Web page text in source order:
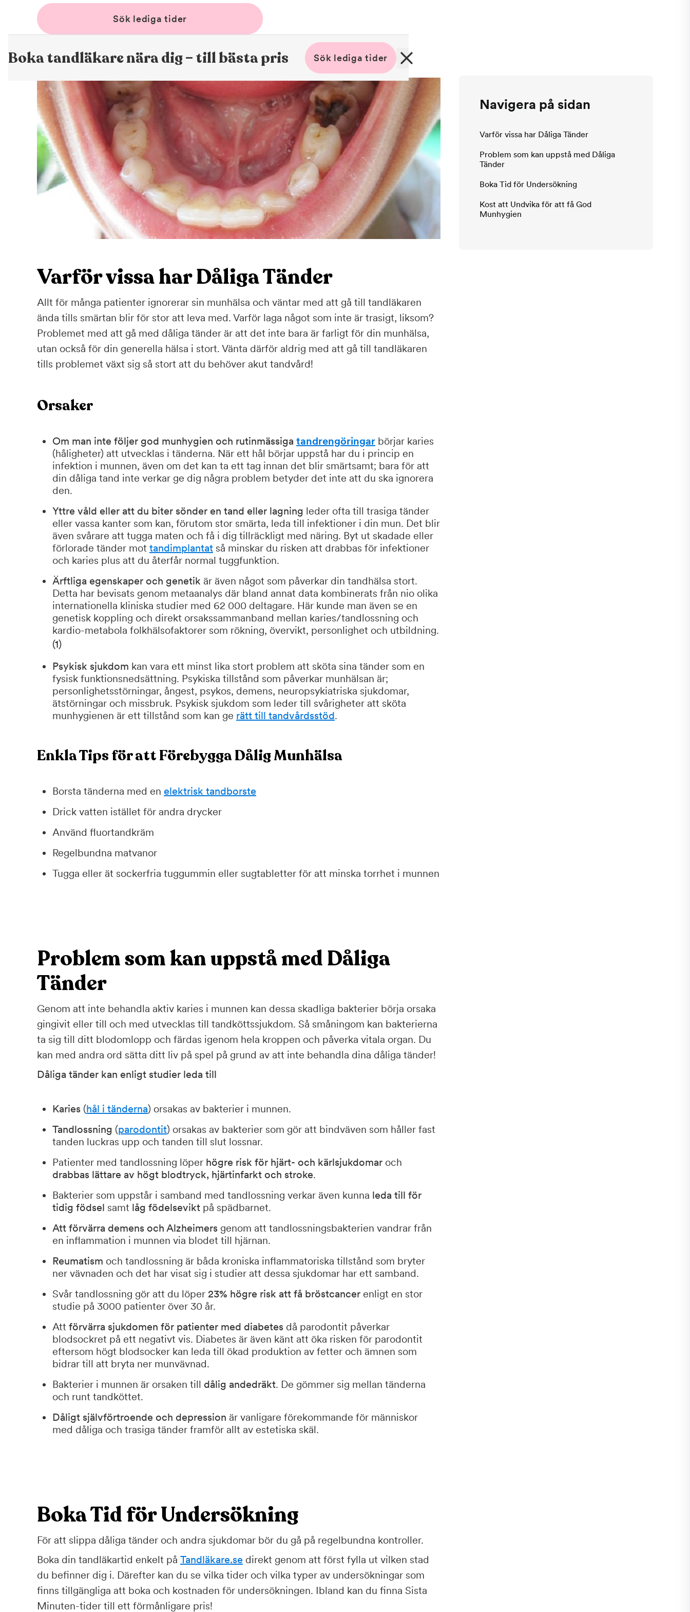
Sök lediga tider
Boka tandläkare nära dig – till bästa pris Sök lediga tider
Varför vissa har Dåliga Tänder
Allt för många patienter ignorerar sin munhälsa och väntar med att gå till tandläkaren
ända tills smärtan blir för stor att leva med. Varför laga något som inte är trasigt, liksom?
Problemet med att gå med dåliga tänder är att det inte bara är farligt för din munhälsa,
utan också för din generella hälsa i stort. Vänta därför aldrig med att gå till tandläkaren
tills problemet växt sig så stort att du behöver akut tandvård!
Orsaker
Om man inte följer god munhygien och rutinmässiga tandrengöringar börjar karies
(håligheter) att utvecklas i tänderna. När ett hål börjar uppstå har du i princip en
infektion i munnen, även om det kan ta ett tag innan det blir smärtsamt; bara för att
din dåliga tand inte verkar ge dig några problem betyder det inte att du ska ignorera
den.
Yttre våld eller att du biter sönder en tand eller lagning leder ofta till trasiga tänder
eller vassa kanter som kan, förutom stor smärta, leda till infektioner i din mun. Det blir
även svårare att tugga maten och få i dig tillräckligt med näring. Byt ut skadade eller
förlorade tänder mot tandimplantat så minskar du risken att drabbas för infektioner
och karies plus att du återfår normal tuggfunktion.
Ärftliga egenskaper och genetik är även något som påverkar din tandhälsa stort.
Detta har bevisats genom metaanalys där bland annat data kombinerats från nio olika
internationella kliniska studier med 62 000 deltagare. Här kunde man även se en
genetisk koppling och direkt orsakssammanband mellan karies/tandlossning och
kardio-metabola folkhälsofaktorer som rökning, övervikt, personlighet och utbildning.
(1)
Psykisk sjukdom kan vara ett minst lika stort problem att sköta sina tänder som en
fysisk funktionsnedsättning. Psykiska tillstånd som påverkar munhälsan är;
personlighetsstörningar, ångest, psykos, demens, neuropsykiatriska sjukdomar,
ätstörningar och missbruk. Psykisk sjukdom som leder till svårigheter att sköta
munhygienen är ett tillstånd som kan ge rätt till tandvårdsstöd.
Enkla Tips för att Förebygga Dålig Munhälsa
Borsta tänderna med en elektrisk tandborste
Drick vatten istället för andra drycker
Använd fluortandkräm
Regelbundna matvanor
Tugga eller ät sockerfria tuggummin eller sugtabletter för att minska torrhet i munnen
Problem som kan uppstå med Dåliga
Tänder
Genom att inte behandla aktiv karies i munnen kan dessa skadliga bakterier börja orsaka
gingivit eller till och med utvecklas till tandköttssjukdom. Så småningom kan bakterierna
ta sig till ditt blodomlopp och färdas igenom hela kroppen och påverka vitala organ. Du
kan med andra ord sätta ditt liv på spel på grund av att inte behandla dina dåliga tänder!
Dåliga tänder kan enligt studier leda till
Karies (hål i tänderna) orsakas av bakterier i munnen.
Tandlossning (parodontit) orsakas av bakterier som gör att bindväven som håller fast
tanden luckras upp och tanden till slut lossnar.
Patienter med tandlossning löper högre risk för hjärt- och kärlsjukdomar och
drabbas lättare av högt blodtryck, hjärtinfarkt och stroke.
Bakterier som uppstår i samband med tandlossning verkar även kunna leda till för
tidig födsel samt låg födelsevikt på spädbarnet.
Att förvärra demens och Alzheimers genom att tandlossningsbakterien vandrar från
en inflammation i munnen via blodet till hjärnan.
Reumatism och tandlossning är båda kroniska inflammatoriska tillstånd som bryter
ner vävnaden och det har visat sig i studier att dessa sjukdomar har ett samband.
Svår tandlossning gör att du löper 23% högre risk att få bröstcancer enligt en stor
studie på 3000 patienter över 30 år.
Att förvärra sjukdomen för patienter med diabetes då parodontit påverkar
blodsockret på ett negativt vis. Diabetes är även känt att öka risken för parodontit
eftersom högt blodsocker kan leda till ökad produktion av fetter och ämnen som
bidrar till att bryta ner munvävnad.
Bakterier i munnen är orsaken till dålig andedräkt. De gömmer sig mellan tänderna
och runt tandköttet.
Dåligt självförtroende och depression är vanligare förekommande för människor
med dåliga och trasiga tänder framför allt av estetiska skäl.
Boka Tid för Undersökning
För att slippa dåliga tänder och andra sjukdomar bör du gå på regelbundna kontroller.
Boka din tandläkartid enkelt på Tandläkare.se direkt genom att först fylla ut vilken stad
du befinner dig i. Därefter kan du se vilka tider och vilka typer av undersökningar som
finns tillgängliga att boka och kostnaden för undersökningen. Ibland kan du finna Sista
Minuten-tider till ett förmånligare pris!
Navigera på sidan
Varför vissa har Dåliga Tänder
Problem som kan uppstå med Dåliga
Tänder
Boka Tid för Undersökning
Kost att Undvika för att få God
Munhygien